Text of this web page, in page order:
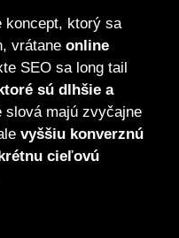
koncept, ktorý sa
vrátane online
SEO sa long tail
sú dlhšie a
slová majú zvyčajne
vyššiu konverznú
cieľovú